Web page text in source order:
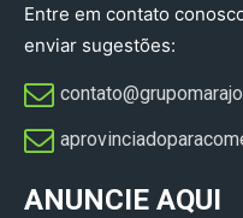
Entre em contato
enviar sugestões:
ANUNCIE AQUI